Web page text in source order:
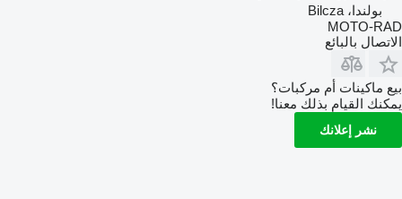
بولندا، Bilcza
MOTO-RAD
الاتصال بالبائع
بيع ماكينات أم مركبات؟
يمكنك القيام بذلك معنا!
نشر إعلانك